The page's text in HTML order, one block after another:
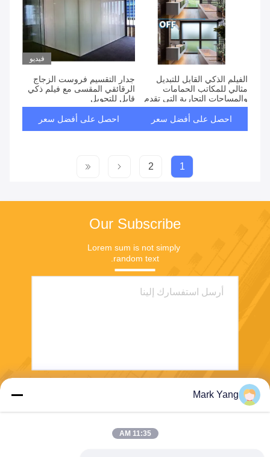
الفيلم الذكي القابل للتبديل
مثالي للمكاتب الحمامات
والمساحات التجارية التي تقدم
خصوصية فورية وتحسين الضوء
النهارياحصل على أفضل سعر
فيديو
جدار التقسيم فروست الزجاج
الرقائقي المقسى مع فيلم ذكي
قابل للتحويل
احصل على أفضل سعر
1
2
Our Subscribe
Lorem sum is not simply
random text.
Mark Yang
11:35 AM